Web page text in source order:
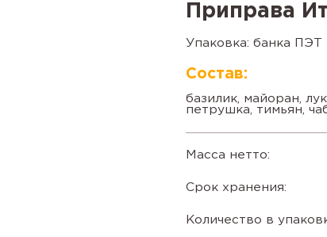
Приправа
Упаковка: банка ПЭТ
Состав:
базилик, майоран,
петрушка, тимьян,
Масса нетто:
Срок хранения:
Количество в